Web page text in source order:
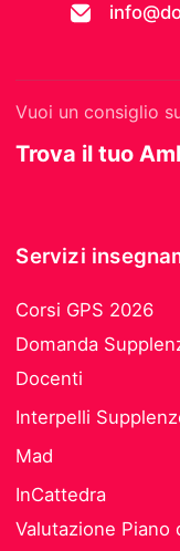
Vuoi un consiglio
Trova il tuo
Servizi
Corsi GPS 2026
Domanda
Docenti
Interpelli
Mad
InCattedra
Valutazione Piano